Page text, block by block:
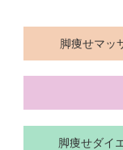
脚痩せマッ
脚痩せダイ